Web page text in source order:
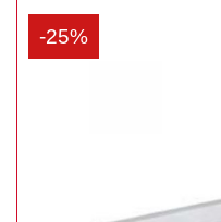
-25%